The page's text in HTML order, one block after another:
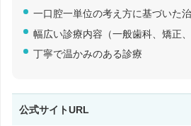
一口腔一単位の考え方に基づいた
幅広い診療内容（一般歯科、矯正
丁寧で温かみのある診療
公式サイトURL